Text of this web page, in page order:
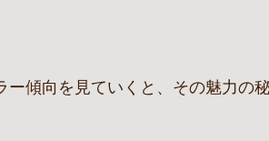
ー傾向を見ていくと、その魅力の